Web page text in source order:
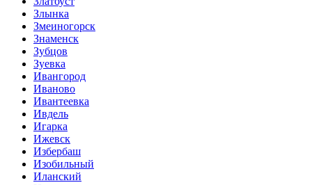
Злынка
Змеиногорск
Знаменск
Зубцов
Зуевка
Ивангород
Иваново
Ивантеевка
Ивдель
Игарка
Ижевск
Избербаш
Изобильный
Иланский